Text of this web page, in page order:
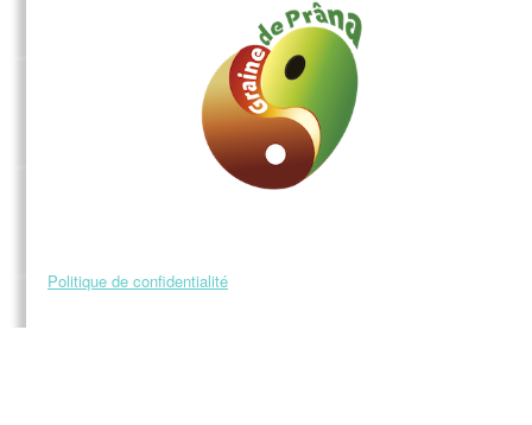
Politique de confidentialité